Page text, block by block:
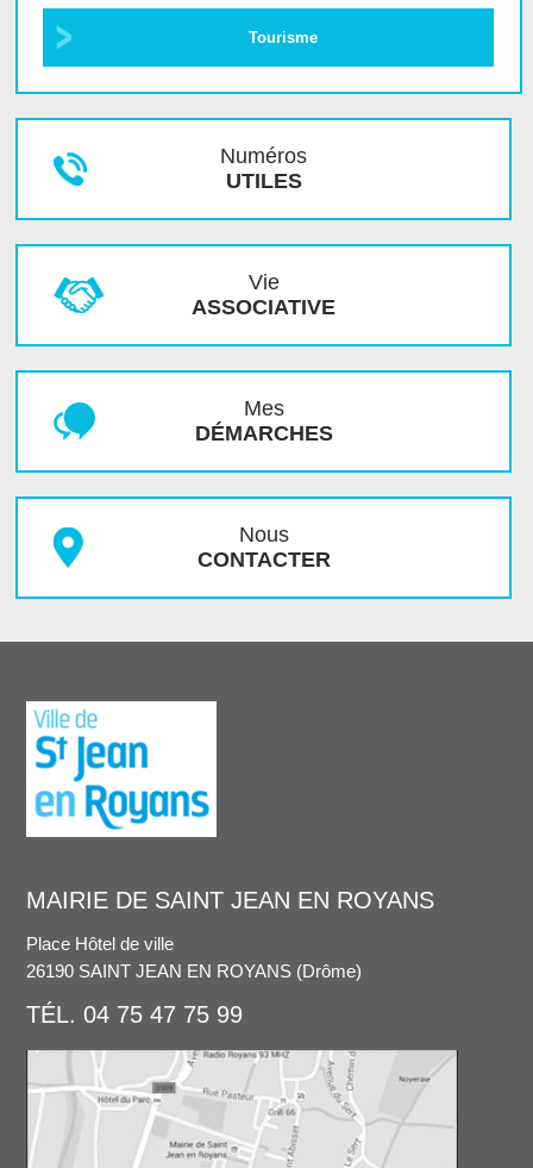
Tourisme
Numéros
UTILES
Vie
ASSOCIATIVE
Mes
DÉMARCHES
Nous
CONTACTER
MAIRIE DE SAINT JEAN EN ROYANS
Place Hôtel de ville
26190 SAINT JEAN EN ROYANS (Drôme)
TÉL. 04 75 47 75 99